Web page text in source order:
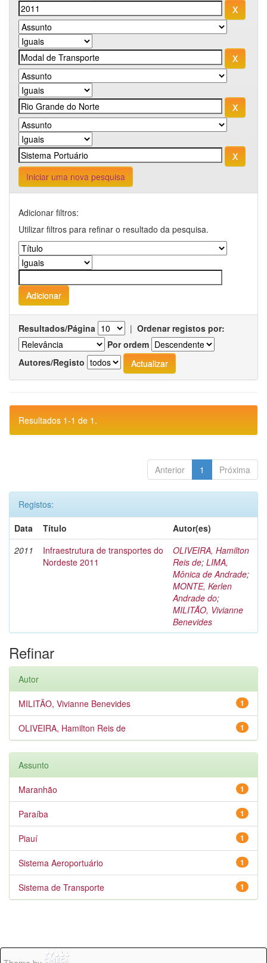
Iniciar uma nova pesquisa
Adicionar filtros:
Utilizar filtros para refinar o resultado da pesquisa.
Resultados/Página | Ordenar registos por:
Por ordem
Autores/Registo
Resultados 1-1 de 1.
Anterior 1 Próxima
Registos:
Data
Título
Autor(es)
2011
Infraestrutura de transportes do
Nordeste 2011
OLIVEIRA, Hamilton
Reis de; LIMA,
Mônica de Andrade;
MONTE, Kerlen
Andrade do;
MILITÃO, Vivianne
Benevides
Refinar
Autor
1
MILITÃO, Vivianne Benevides
1
OLIVEIRA, Hamilton Reis de
Assunto
1
Maranhão
1
Paraíba
1
Piauí
1
Sistema Aeroportuário
1
Sistema de Transporte